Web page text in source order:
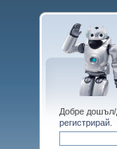
Добре дошъл/
регистрирай